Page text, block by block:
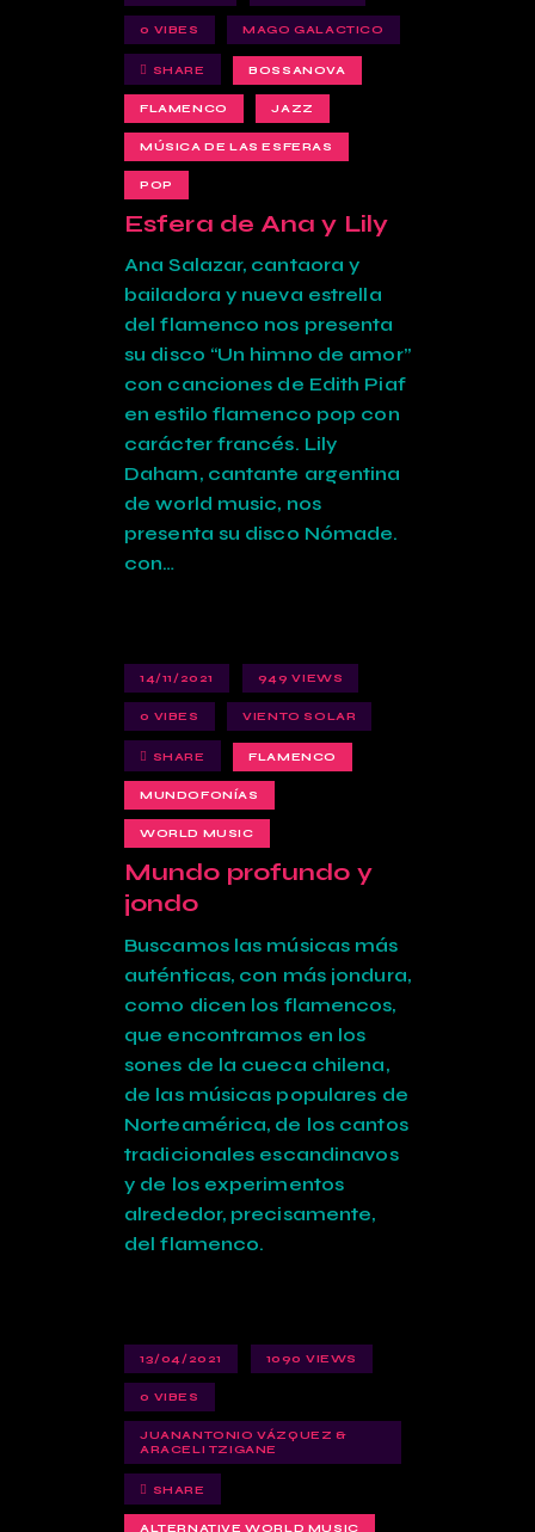
0 VIBES MAGO GALACTICO
SHARE BOSSANOVA
FLAMENCO JAZZ
MÚSICA DE LAS ESFERAS
POP
Esfera de Ana y Lily
Ana Salazar, cantaora y
bailadora y nueva estrella
del flamenco nos presenta
su disco “Un himno de amor”
con canciones de Edith Piaf
en estilo flamenco pop con
carácter francés. Lily
Daham, cantante argentina
de world music, nos
presenta su disco Nómade.
con…
14/11/2021 949 VIEWS
0 VIBES VIENTO SOLAR
SHARE FLAMENCO
MUNDOFONÍAS
WORLD MUSIC
Mundo profundo y
jondo
Buscamos las músicas más
auténticas, con más jondura,
como dicen los flamencos,
que encontramos en los
sones de la cueca chilena,
de las músicas populares de
Norteamérica, de los cantos
tradicionales escandinavos
y de los experimentos
alrededor, precisamente,
del flamenco.
13/04/2021 1090 VIEWS
0 VIBES
JUANANTONIO VÁZQUEZ &
ARACELI TZIGANE
SHARE
ALTERNATIVE WORLD MUSIC